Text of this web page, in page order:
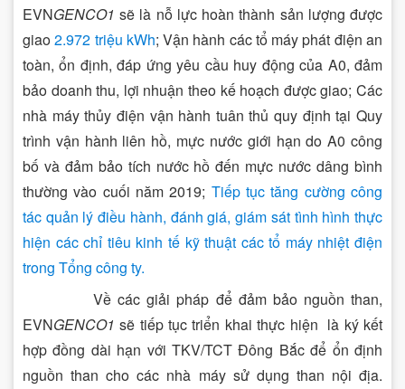
EVNGENCO1sẽ là nỗ lực hoàn thành sản lượng được
giao2.972 triệu kWh; Vận hành các tổ máy phát điện an
toàn, ổn định, đáp ứng yêu cầu huy động của A0, đảm
bảo doanh thu, lợi nhuận theo kế hoạch được giao; Các
nhà máy thủy điện vận hành tuân thủ quy định tại Quy
trình vận hành liên hồ, mực nước giới hạn do A0 công
bố và đảm bảo tích nước hồ đến mực nước dâng bình
thường vào cuối năm 2019; Tiếp tục tăng cường công
tác quản lý điều hành, đánh giá, giám sát tình hình thực
hiện các chỉ tiêu kinh tế kỹ thuật các tổ máy nhiệt điện
trong Tổng công ty.
Về các giải pháp để đảm bảo nguồn than,
EVNGENCO1 sẽ tiếp tục triển khai thực hiện là ký kết
hợp đồng dài hạn với TKV/TCT Đông Bắc để ổn định
nguồn than cho các nhà máy sử dụng than nội địa.